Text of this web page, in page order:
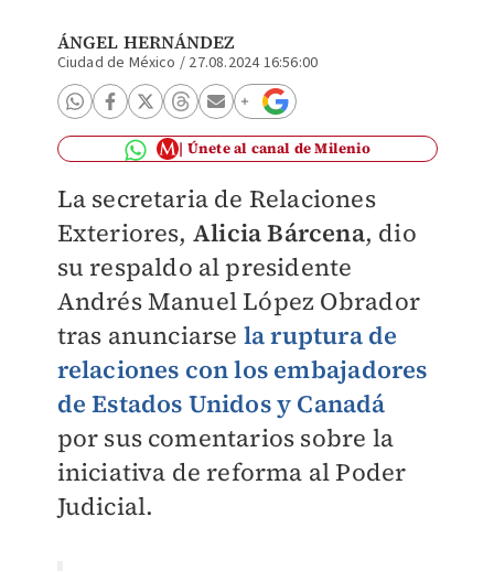
ÁNGEL HERNÁNDEZ
Ciudad de México / 27.08.2024 16:56:00
Únete al canal de Milenio
La secretaria de Relaciones
Exteriores, Alicia Bárcena, dio
su respaldo al presidente
Andrés Manuel López Obrador
tras anunciarse la ruptura de
relaciones con los embajadores
de Estados Unidos y Canadá
por sus comentarios sobre la
iniciativa de reforma al Poder
Judicial.